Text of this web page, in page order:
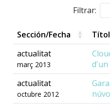
Filtrar:
Sección/Fecha
Títol
actualitat
març 2013
d'un
actualitat
octubre 2012